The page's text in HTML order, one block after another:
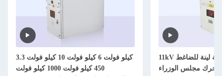
3.3 كيلو فولت 6 كيلو فولت 10 كيلو فولت
450 كيلو فولت 1000 كيلو فولت
11kV عالية الجهد بداية لينة للضاغط AC
محرك مجلس الوزراء